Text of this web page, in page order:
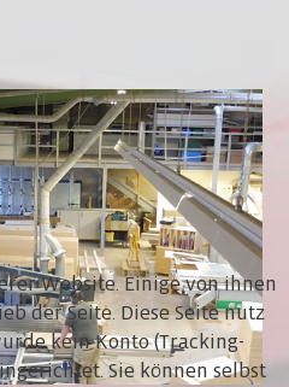
Website. Einige von ihnen
der Seite. Diese Seite nutz
kein Konto (Tracking-
Sie können selbst